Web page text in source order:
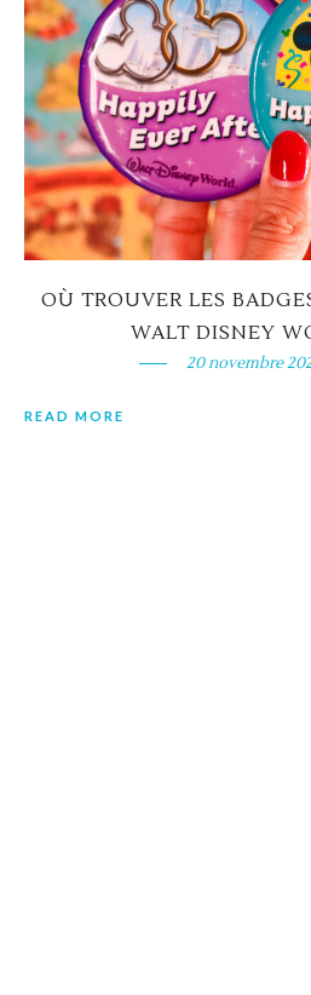
OÙ TROUVER LES
WALT DISNEY
20 novembre
READ MORE